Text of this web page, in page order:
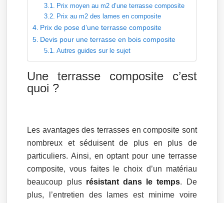
Prix moyen au m2 d’une terrasse composite
Prix au m2 des lames en composite
Prix de pose d’une terrasse composite
Devis pour une terrasse en bois composite
Autres guides sur le sujet
Une terrasse composite c’est
quoi ?
Les avantages des terrasses en composite sont
nombreux et séduisent de plus en plus de
particuliers. Ainsi, en optant pour une terrasse
composite, vous faites le choix d’un matériau
beaucoup plus résistant dans le temps. De
plus, l’entretien des lames est minime voire